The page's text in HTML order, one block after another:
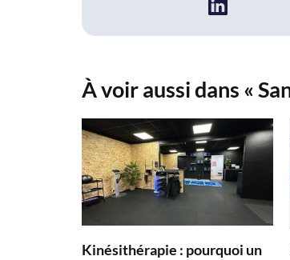
À voir aussi dans «
Kinésithérapie : pourquoi un